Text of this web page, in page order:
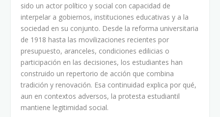
sido un actor político y social con capacidad de
interpelar a gobiernos, instituciones educativas y a la
sociedad en su conjunto. Desde la reforma universitaria
de 1918 hasta las movilizaciones recientes por
presupuesto, aranceles, condiciones edilicias o
participación en las decisiones, los estudiantes han
construido un repertorio de acción que combina
tradición y renovación. Esa continuidad explica por qué,
aun en contextos adversos, la protesta estudiantil
mantiene legitimidad social.